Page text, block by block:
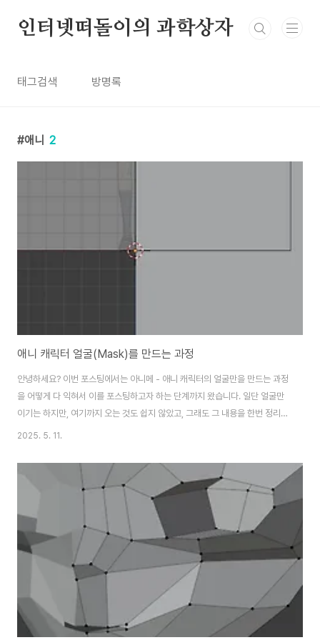
인터넷떠돌이의 과학상자
태그검색 방명록
애니 2
애니 캐릭터 얼굴(Mask)를 만드는 과정
안녕하세요? 이번 포스팅에서는 아니메 - 애니 캐릭터의 얼굴만을 만드는 과정
을 어떻게 다 익혀서 이를 포스팅하고자 하는 단계까지 왔습니다. 일단 얼굴만
이기는 하지만, 여기까지 오는 것도 쉽지 않았고, 그래도 그 내용을 한번 정리를
해 보아야만 한다는 생각이 들었습니다. 그래서 이번 포스팅에서는 어떻게 얼
연습해서 올려 보고자 합니다. 먼저 얼굴을 만드는데 사용될 plane을 추가해
주는데, 일단 평면을 세로로 2등분 하도록 하고, 그리고 나서 절반은 없애 주도
록 합니다. 이 다음으로는 모디파이어에서 어떻게 미러항목을 추가해서 대칭이
되는 복제본을 만드는 데 사용될 수 있도록 해 줍니다. 그리고 미러를 추가해 주
는 것은 좋은데, 추가해..
2025. 5. 11.